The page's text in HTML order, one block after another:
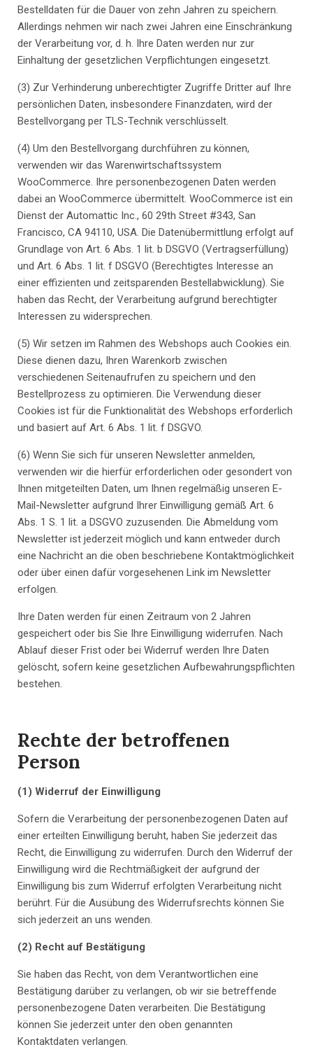
Bestelldaten für die Dauer von zehn Jahren zu speichern.
Allerdings nehmen wir nach zwei Jahren eine Einschränkung
der Verarbeitung vor, d. h. Ihre Daten werden nur zur
Einhaltung der gesetzlichen Verpflichtungen eingesetzt.
(3) Zur Verhinderung unberechtigter Zugriffe Dritter auf Ihre
persönlichen Daten, insbesondere Finanzdaten, wird der
Bestellvorgang per TLS-Technik verschlüsselt.
(4) Um den Bestellvorgang durchführen zu können,
verwenden wir das Warenwirtschaftssystem
WooCommerce. Ihre personenbezogenen Daten werden
dabei an WooCommerce übermittelt. WooCommerce ist ein
Dienst der Automattic Inc., 60 29th Street #343, San
Francisco, CA 94110, USA. Die Datenübermittlung erfolgt auf
Grundlage von Art. 6 Abs. 1 lit. b DSGVO (Vertragserfüllung)
und Art. 6 Abs. 1 lit. f DSGVO (Berechtigtes Interesse an
einer effizienten und zeitsparenden Bestellabwicklung). Sie
haben das Recht, der Verarbeitung aufgrund berechtigter
Interessen zu widersprechen.
(5) Wir setzen im Rahmen des Webshops auch Cookies ein.
Diese dienen dazu, Ihren Warenkorb zwischen
verschiedenen Seitenaufrufen zu speichern und den
Bestellprozess zu optimieren. Die Verwendung dieser
Cookies ist für die Funktionalität des Webshops erforderlich
und basiert auf Art. 6 Abs. 1 lit. f DSGVO.
(6) Wenn Sie sich für unseren Newsletter anmelden,
verwenden wir die hierfür erforderlichen oder gesondert von
Ihnen mitgeteilten Daten, um Ihnen regelmäßig unseren E-
Mail-Newsletter aufgrund Ihrer Einwilligung gemäß Art. 6
Abs. 1 S. 1 lit. a DSGVO zuzusenden. Die Abmeldung vom
Newsletter ist jederzeit möglich und kann entweder durch
eine Nachricht an die oben beschriebene Kontaktmöglichkeit
oder über einen dafür vorgesehenen Link im Newsletter
erfolgen.
Ihre Daten werden für einen Zeitraum von 2 Jahren
gespeichert oder bis Sie Ihre Einwilligung widerrufen. Nach
Ablauf dieser Frist oder bei Widerruf werden Ihre Daten
gelöscht, sofern keine gesetzlichen Aufbewahrungspflichten
bestehen.
Rechte der betroffenen
Person
(1) Widerruf der Einwilligung
Sofern die Verarbeitung der personenbezogenen Daten auf
einer erteilten Einwilligung beruht, haben Sie jederzeit das
Recht, die Einwilligung zu widerrufen. Durch den Widerruf der
Einwilligung wird die Rechtmäßigkeit der aufgrund der
Einwilligung bis zum Widerruf erfolgten Verarbeitung nicht
berührt. Für die Ausübung des Widerrufsrechts können Sie
sich jederzeit an uns wenden.
(2) Recht auf Bestätigung
Sie haben das Recht, von dem Verantwortlichen eine
Bestätigung darüber zu verlangen, ob wir sie betreffende
personenbezogene Daten verarbeiten. Die Bestätigung
können Sie jederzeit unter den oben genannten
Kontaktdaten verlangen.